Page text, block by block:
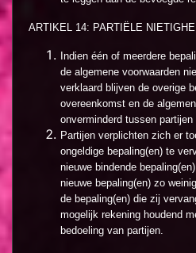
ARTIKEL 14: PARTIËLE
Indien één of meerdere
de algemene voorwaarden
verklaard blijven de overige
overeenkomst en de
onverminderd tussen
Partijen verplichten zich er
ongeldige bepaling(en) te
nieuwe bindende
nieuwe bepaling(en) zo
de bepaling(en) die zij
mogelijk rekening houdend
bedoeling van partijen.